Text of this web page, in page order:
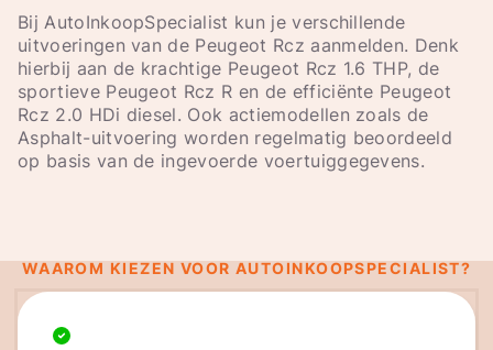
Bij AutoInkoopSpecialist kun je verschillende
uitvoeringen van de Peugeot Rcz aanmelden. Denk
hierbij aan de krachtige Peugeot Rcz 1.6 THP, de
sportieve Peugeot Rcz R en de efficiënte Peugeot
Rcz 2.0 HDi diesel. Ook actiemodellen zoals de
Asphalt-uitvoering worden regelmatig beoordeeld
op basis van de ingevoerde voertuiggegevens.
WAAROM KIEZEN VOOR AUTOINKOOPSPECIALIST?